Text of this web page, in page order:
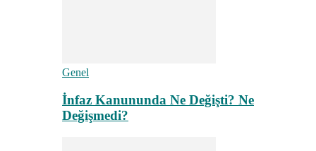
Genel
İnfaz Kanununda Ne Değişti? Ne
Değişmedi?